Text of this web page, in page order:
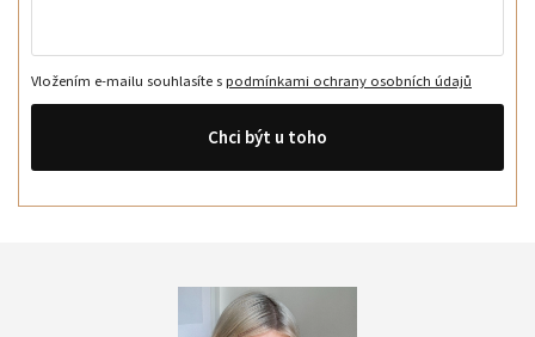
Vložením e-mailu souhlasíte spodmínkami ochrany osobních údajů
Chci být u toho